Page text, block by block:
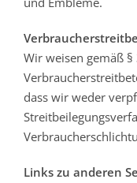
Wir weisen gemäß §
dass wir weder
Links zu anderen